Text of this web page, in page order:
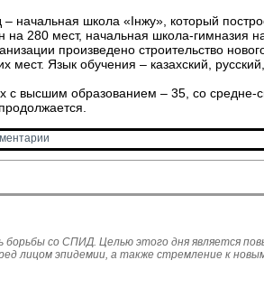
– начальная школа «Інжу», который
на 280 мест, начальная школа-гимназия
произведено строительство
Язык обучения – казахский,
с высшим образованием – 35, со
борьбы со СПИД. Целью этого дня является
лицом эпидемии, а также стремление к